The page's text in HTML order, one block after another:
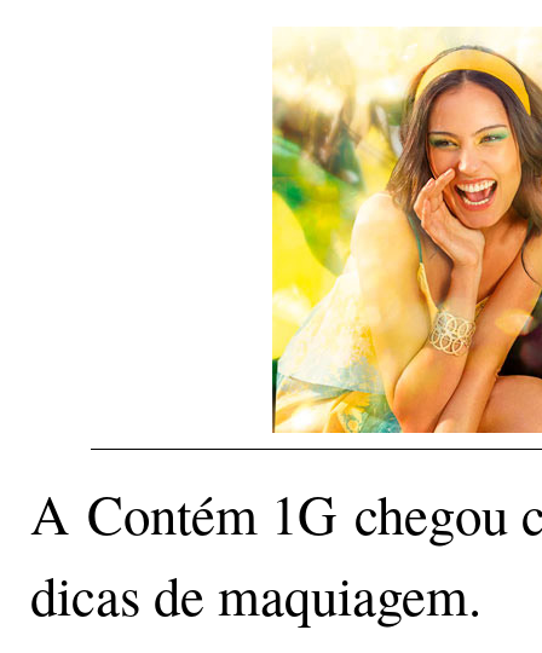
A Contém 1G chegou
dicas de maquiagem.